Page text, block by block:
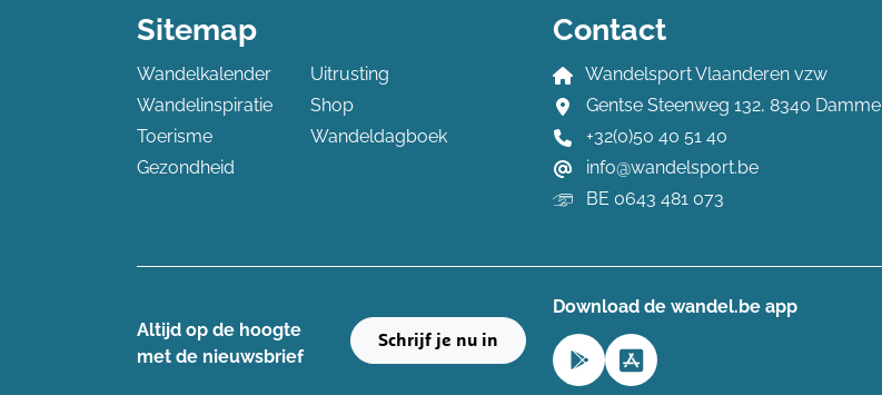
Sitemap
Wandelkalender
Wandelinspiratie
Toerisme
Gezondheid
Uitrusting
Shop
Wandeldagboek
Contact
Wandelsport Vlaanderen vzw
Gentse Steenweg 132, 8340 Damme
+32(0)50 40 51 40
info@wandelsport.be
BE 0643 481 073
Altijd op de hoogte ​
met de nieuwsbrief
Schrijf je nu in
Download de wandel.be app